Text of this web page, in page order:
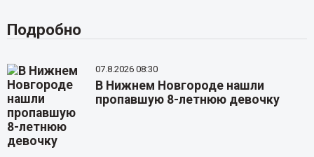
Подробно
07.8.2026 08:30
В Нижнем Новгороде нашли
пропавшую 8-летнюю девочку